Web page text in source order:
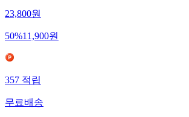
23,800원
50%11,900원
357 적립
무료배송